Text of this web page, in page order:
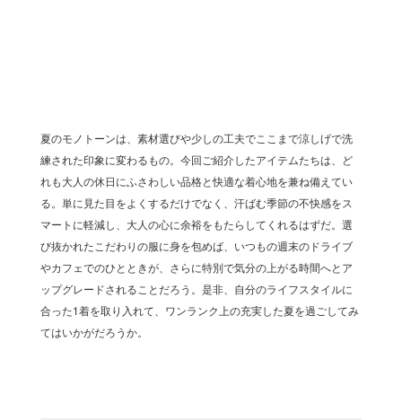
夏のモノトーンは、素材選びや少しの工夫でここまで涼しげで洗
練された印象に変わるもの。今回ご紹介したアイテムたちは、ど
れも大人の休日にふさわしい品格と快適な着心地を兼ね備えてい
る。単に見た目をよくするだけでなく、汗ばむ季節の不快感をス
マートに軽減し、大人の心に余裕をもたらしてくれるはずだ。選
び抜かれたこだわりの服に身を包めば、いつもの週末のドライブ
やカフェでのひとときが、さらに特別で気分の上がる時間へとア
ップグレードされることだろう。是非、自分のライフスタイルに
合った1着を取り入れて、ワンランク上の充実した夏を過ごしてみ
てはいかがだろうか。